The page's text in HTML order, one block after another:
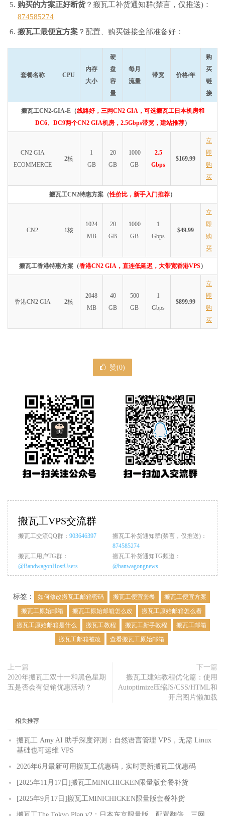
购买的方案正好断货？搬瓦工补货通知群(禁言，仅推送)：
874585274
搬瓦工最便宜方案 ？配置、购买链接全部准备好：
套餐名称 CPU
内存
大小
硬
盘
容
量
每月
流量
带宽 价格/年
购
买
链
接
搬瓦工CN2-GIA-E（线路好，三网CN2 GIA，可选搬瓦工日本机房和
DC6、DC9两个CN2 GIA机房，2.5Gbps带宽，建站推荐）
CN2 GIA
ECOMMERCE
2核
1
GB
20
GB
1000
GB
2.5
Gbps
$169.99
立
即
购
买
搬瓦工CN2特惠方案（性价比，新手入门推荐）
CN2 1核
1024
MB
20
GB
1000
GB
1
Gbps
$49.99
立
即
购
买
搬瓦工香港特惠方案（香港CN2 GIA，直连低延迟，大带宽香港VPS）
香港CN2 GIA 2核
2048
MB
40
GB
500
GB
1
Gbps
$899.99
立
即
购
买
赞(0)
搬瓦工VPS交流群
搬瓦工交流QQ群： 903646397
搬瓦工补货通知群(禁言，仅推送)：
874585274
搬瓦工用户TG群：
@BandwagonHostUsers
搬瓦工补货通知TG频道：
@banwagongnews
标签： 如何修改搬瓦工邮箱密码 搬瓦工便宜套餐
搬瓦工便宜方案
搬瓦工原始邮箱
搬瓦工原始邮箱怎么改
搬瓦工原始邮箱怎么看
搬瓦工原始邮箱是什么
搬瓦工教程 搬瓦工新手教程
搬瓦工邮箱
搬瓦工邮箱被改
查看搬瓦工原始邮箱
上一篇
2020年搬瓦工双十一和黑色星期
五是否会有促销优惠活动？
下一篇
搬瓦工建站教程优化篇：使用
Autoptimize压缩JS/CSS/HTML和
开启图片懒加载
相关推荐
搬瓦工 Amy AI 助手深度评测：自然语言管理 VPS，无需 Linux
基础也可运维 VPS
2026年6月最新可用搬瓦工优惠码，实时更新搬瓦工优惠码
[2025年11月17日]搬瓦工MINICHICKEN限量版套餐补货
[2025年9月17日]搬瓦工MINICHICKEN限量版套餐补货